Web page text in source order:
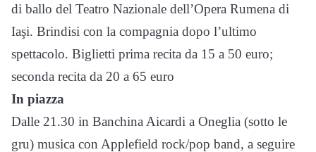
di ballo del Teatro Nazionale dell’Opera Rumena di
Iaşi. Brindisi con la compagnia dopo l’ultimo
spettacolo. Biglietti prima recita da 15 a 50 euro;
seconda recita da 20 a 65 euro
In piazza
Dalle 21.30 in Banchina Aicardi a Oneglia (sotto le
gru) musica con Applefield rock/pop band, a seguire